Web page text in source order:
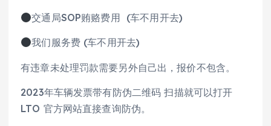
交通局SOP贿赂费用 (车不用开去)
我们服务费 (车不用开去)
有违章未处理罚款需要另外自己出，报价不包含。
2023年车辆发票带有防伪二维码 扫描就可以打开
LTO 官方网站直接查询防伪。